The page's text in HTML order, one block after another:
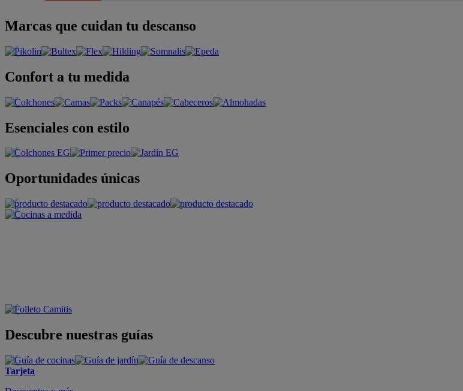
Marcas que cuidan tu descanso
Confort a tu medida
Esenciales con estilo
Oportunidades únicas
Descubre nuestras guías
Tarjeta